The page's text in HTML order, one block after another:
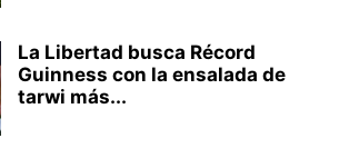
La Libertad busca Récord
Guinness con la ensalada de
tarwi más...